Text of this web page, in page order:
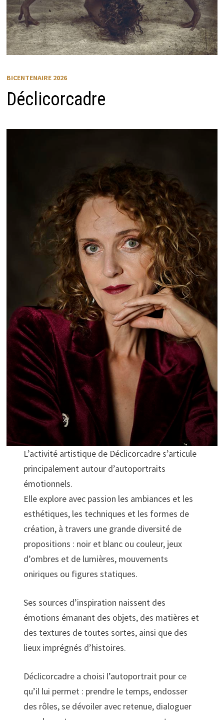
BICENTENAIRE 2026
Déclicorcadre
L’activité artistique de Déclicorcadre s’articule
principalement autour d’autoportraits
émotionnels.
Elle explore avec passion les ambiances et les
esthétiques, les techniques et les formes de
création, à travers une grande diversité de
propositions : noir et blanc ou couleur, jeux
d’ombres et de lumières, mouvements
oniriques ou figures statiques.
Ses sources d’inspiration naissent des
émotions émanant des objets, des matières et
des textures de toutes sortes, ainsi que des
lieux imprégnés d’histoires.
Déclicorcadre a choisi l’autoportrait pour ce
qu’il lui permet : prendre le temps, endosser
des rôles, se dévoiler avec retenue, dialoguer